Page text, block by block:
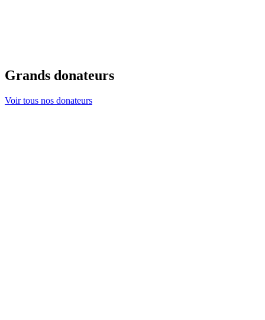
Grands donateurs
Voir tous nos donateurs